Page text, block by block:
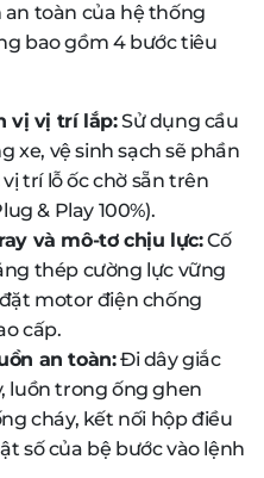
an toàn của hệ thống
bao gồm 4 bước tiêu
vị vị trí lắp:Sử dụng cầu
xe, vệ sinh sạch sẽ phần
trí lỗ ốc chờ sẵn trên
& Play 100%).
và mô-tơ chịu lực:Cố
thép cường lực vững
motor điện chống
cấp.
an toàn:Đi dây giắc
luồn trong ống ghen
cháy, kết nối hộp điều
số của bệ bước vào lệnh